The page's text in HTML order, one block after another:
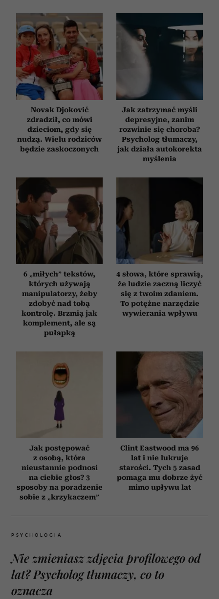
Novak Djoković
zdradził, co mówi
dzieciom, gdy się
nudzą. Wielu rodziców
będzie zaskoczonych
Jak zatrzymać myśli
depresyjne, zanim
rozwinie się choroba?
Psycholog tłumaczy,
jak działa autokorekta
myślenia
6 „miłych” tekstów,
których używają
manipulatorzy, żeby
zdobyć nad tobą
kontrolę. Brzmią jak
komplement, ale są
pułapką
4 słowa, które sprawią,
że ludzie zaczną liczyć
się z twoim zdaniem.
To potężne narzędzie
wywierania wpływu
Jak postępować
z osobą, która
nieustannie podnosi
na ciebie głos? 3
sposoby na poradzenie
sobie z „krzykaczem”
Clint Eastwood ma 96
lat i nie lukruje
starości. Tych 5 zasad
pomaga mu dobrze żyć
mimo upływu lat
PSYCHOLOGIA
Nie zmieniasz zdjęcia profilowego od
lat? Psycholog tłumaczy, co to
oznacza